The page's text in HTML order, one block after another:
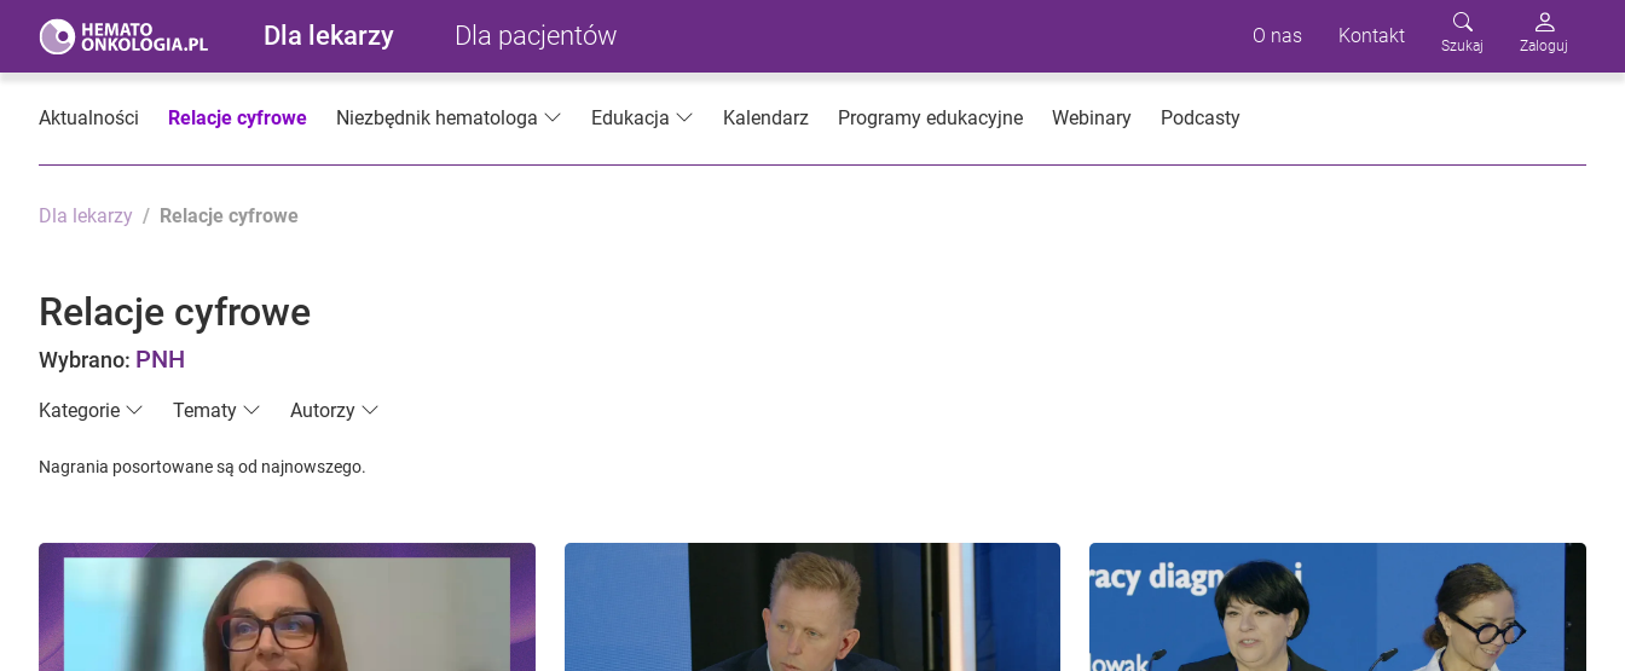
Dla lekarzy Dla pacjentów O nas Kontakt Szukaj Zaloguj
Aktualności Relacje cyfrowe Niezbędnik hematologa Edukacja Kalendarz Programy edukacyjne Webinary Podcasty
Dla lekarzy Relacje cyfrowe
Relacje cyfrowe
Wybrano: PNH
Kategorie Tematy Autorzy
Nagrania posortowane są od najnowszego.